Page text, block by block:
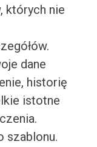
których nie
dane
historię
istotne
szablonu.